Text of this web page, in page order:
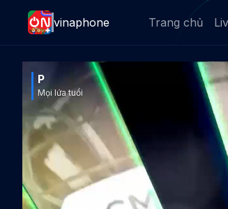
vinaphone Trang chủ
P
Mọi lứa tuổi